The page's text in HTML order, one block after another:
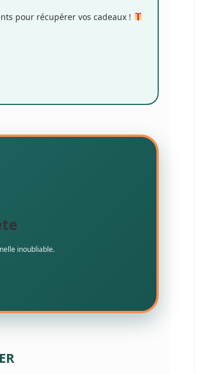
pour récupérer vos cadeaux !
inoubliable.